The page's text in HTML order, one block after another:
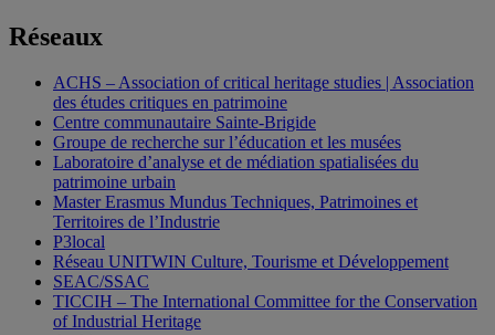
Réseaux
ACHS – Association of critical heritage studies | Association
des études critiques en patrimoine
Centre communautaire Sainte-Brigide
Groupe de recherche sur l’éducation et les musées
Laboratoire d’analyse et de médiation spatialisées du
patrimoine urbain
Master Erasmus Mundus Techniques, Patrimoines et
Territoires de l’Industrie
P3local
Réseau UNITWIN Culture, Tourisme et Développement
SEAC/SSAC
TICCIH – The International Committee for the Conservation
of Industrial Heritage